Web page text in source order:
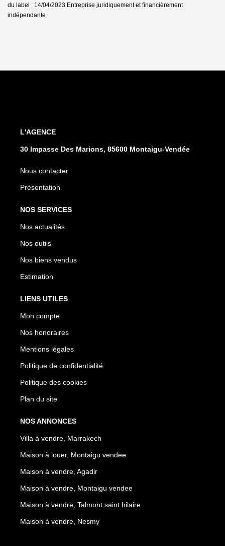
du label : 14/04/2023 Entreprise juridiquement et financièrement
indépendante
L'AGENCE
30 Impasse Des Marions, 85600 Montaigu-Vendée
Nous contacter
Présentation
NOS SERVICES
Nos actualités
Nos outils
Nos biens vendus
Estimation
LIENS UTILES
Mon compte
Nos honoraires
Mentions légales
Politique de confidentialité
Politique des cookies
Plan du site
NOS ANNONCES
Villa à vendre, Marrakech
Maison à louer, Montaigu vendee
Maison à vendre, Agadir
Maison à vendre, Montaigu vendee
Maison à vendre, Talmont saint hilaire
Maison à vendre, Nesmy